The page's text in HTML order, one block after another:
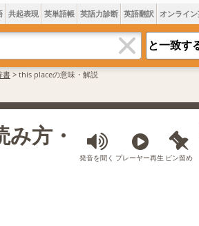
共起表現 英単語帳 英語力診断 英語翻訳 オンライ
書 > this placeの意味・解説
方・
発音を聞く プレーヤー再生 ピン留め